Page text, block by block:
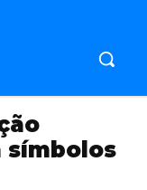
símbolos